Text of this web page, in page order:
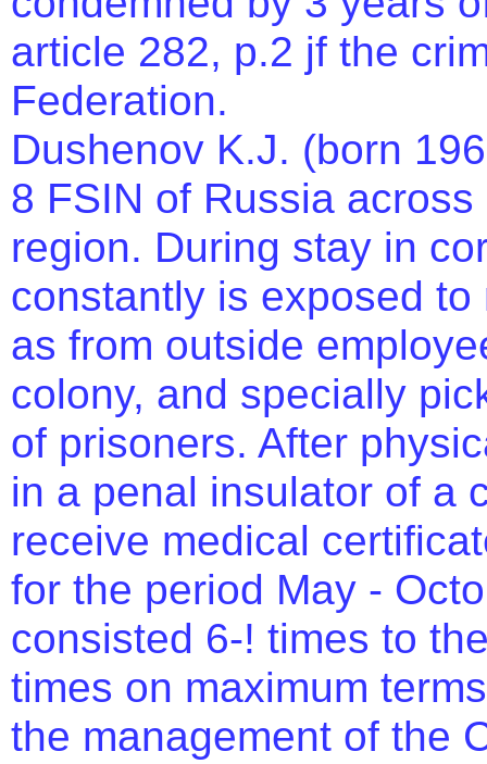
article 282, p.2 jf the
Federation.
Dushenov K.J. (born
8 FSIN of Russia
region. During stay in
constantly is exposed
as from outside
colony, and specially
of prisoners. After
in a penal insulator of a
receive medical
for the period May -
consisted 6-! times to
times on maximum
the management of the